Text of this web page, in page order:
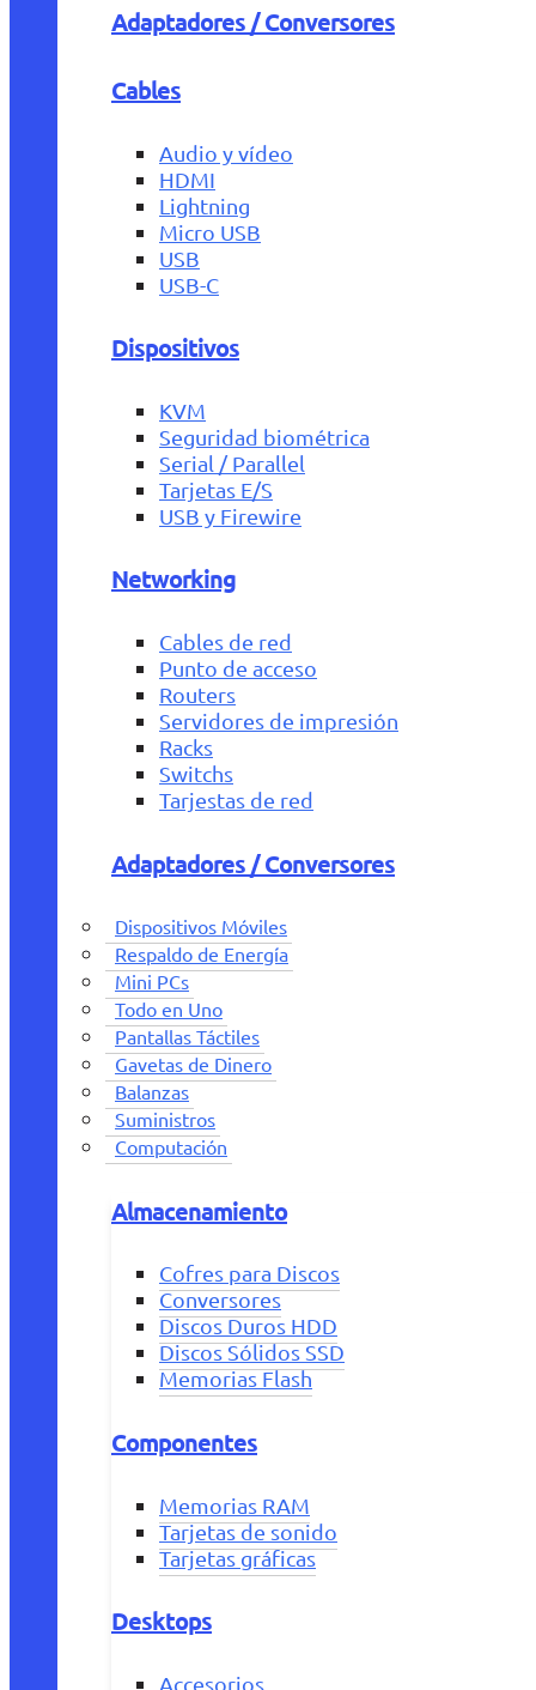
Adaptadores / Conversores
Cables
Audio y vídeo
HDMI
Lightning
Micro USB
USB
USB-C
Dispositivos
KVM
Seguridad biométrica
Serial / Parallel
Tarjetas E/S
USB y Firewire
Networking
Cables de red
Punto de acceso
Routers
Servidores de impresión
Racks
Switchs
Tarjestas de red
Adaptadores / Conversores
Dispositivos Móviles
Respaldo de Energía
Mini PCs
Todo en Uno
Pantallas Táctiles
Gavetas de Dinero
Balanzas
Suministros
Computación
Almacenamiento
Cofres para Discos
Conversores
Discos Duros HDD
Discos Sólidos SSD
Memorias Flash
Componentes
Memorias RAM
Tarjetas de sonido
Tarjetas gráficas
Desktops
Accesorios